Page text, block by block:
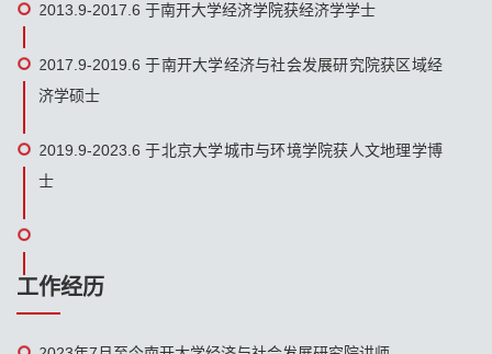
2013.9-2017.6 于南开大学经济学院获经济学学士
2017.9-2019.6 于南开大学经济与社会发展研究院获区域经
济学硕士
2019.9-2023.6 于北京大学城市与环境学院获人文地理学博
士
工作经历